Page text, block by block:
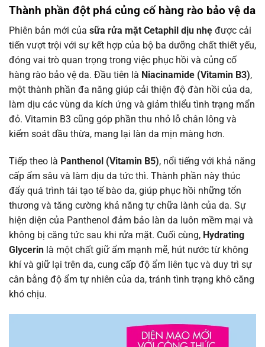
Thành phần đột phá củng cố hàng rào bảo vệ da
Phiên bản mới của sữa rửa mặt Cetaphil dịu nhẹ được cải
tiến vượt trội với sự kết hợp của bộ ba dưỡng chất thiết yếu,
đóng vai trò quan trọng trong việc phục hồi và củng cố
hàng rào bảo vệ da. Đầu tiên là Niacinamide (Vitamin B3),
một thành phần đa năng giúp cải thiện độ đàn hồi của da,
làm dịu các vùng da kích ứng và giảm thiểu tình trạng mẩn
đỏ. Vitamin B3 cũng góp phần thu nhỏ lỗ chân lông và
kiểm soát dầu thừa, mang lại làn da mịn màng hơn.
Tiếp theo là Panthenol (Vitamin B5), nổi tiếng với khả năng
cấp ẩm sâu và làm dịu da tức thì. Thành phần này thúc
đẩy quá trình tái tạo tế bào da, giúp phục hồi những tổn
thương và tăng cường khả năng tự chữa lành của da. Sự
hiện diện của Panthenol đảm bảo làn da luôn mềm mại và
không bị căng tức sau khi rửa mặt. Cuối cùng, Hydrating
Glycerin là một chất giữ ẩm mạnh mẽ, hút nước từ không
khí và giữ lại trên da, cung cấp độ ẩm liên tục và duy trì sự
cân bằng độ ẩm tự nhiên của da, tránh tình trạng khô căng
khó chịu.